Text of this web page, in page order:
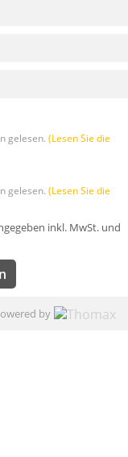
gelesen. (Lesen Sie die
gelesen. (Lesen Sie die
inkl. MwSt. und
by